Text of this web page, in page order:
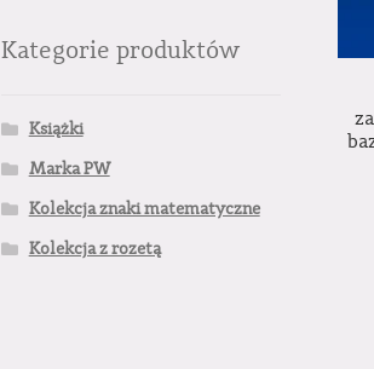
Kategorie produktów
Książki
Marka PW
Kolekcja znaki matematyczne
Kolekcja z rozetą